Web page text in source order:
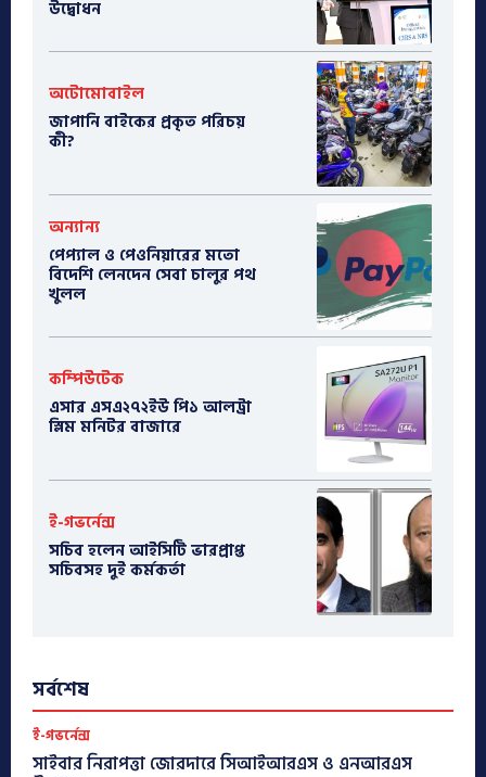
উদ্বোধন
অটোমোবাইল
​জাপানি বাইকের প্রকৃত পরিচয়
কী?
অন্যান্য
পেপ্যাল ও পেওনিয়ারের মতো
বিদেশি লেনদেন সেবা চালুর পথ
খুলল
কম্পিউটেক
এসার এসএ২৭২ইউ পি১ আলট্রা
স্লিম মনিটর বাজারে
ই-গভর্নেন্স
সচিব হলেন আইসিটি ভারপ্রাপ্ত
সচিবসহ দুই কর্মকর্তা
সর্বশেষ
ই-গভর্নেন্স
সাইবার নিরাপত্তা জোরদারে সিআইআরএস ও এনআরএস